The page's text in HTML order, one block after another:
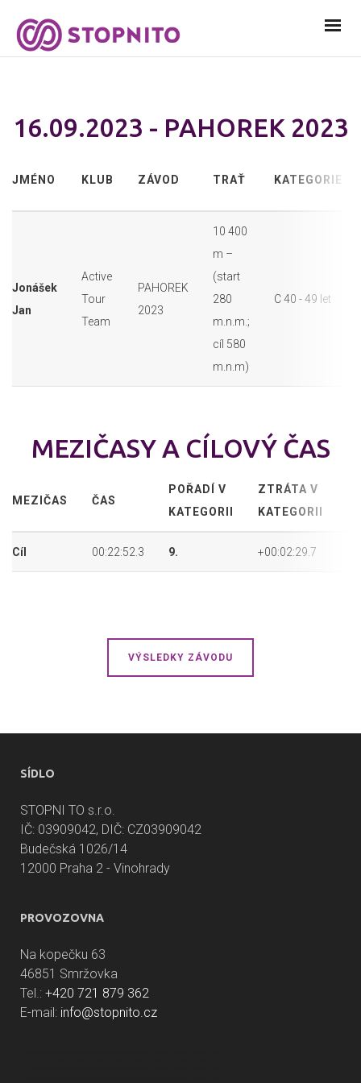
16.09.2023 - PAHOREK 2023
JMÉNO KLUB ZÁVOD TRAŤ KATEGORIE
Jonášek
Jan
Active
Tour
Team
PAHOREK
2023
10 400
m –
(start
280
m.n.m.;
cíl 580
m.n.m)
C 40 - 49 let
MEZIČASY A CÍLOVÝ ČAS
MEZIČAS ČAS
POŘADÍ V
KATEGORII
ZTRÁTA V
KATEGORII
Cíl 00:22:52.3 9. +00:02:29.7
VÝSLEDKY ZÁVODU
SÍDLO
STOPNI TO s.r.o.
IČ: 03909042, DIČ: CZ03909042
Budečská 1026/14
12000 Praha 2 - Vinohrady
PROVOZOVNA
Na kopečku 63
46851 Smržovka
Tel.: +420 721 879 362
E-mail: info@stopnito.cz